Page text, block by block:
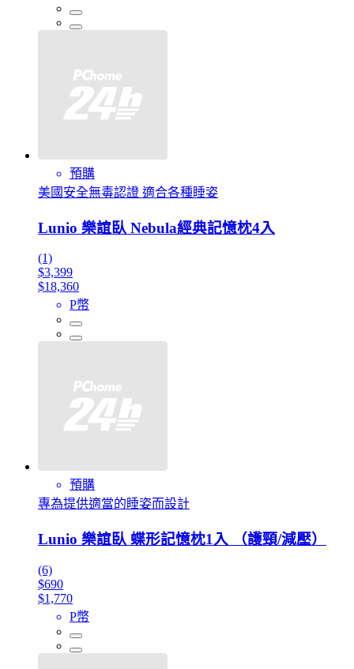
預購
美國安全無毒認證 適合各種睡姿
Lunio 樂誼臥 Nebula經典記憶枕4入
(1)
$3,399
$18,360
P幣
預購
專為提供適當的睡姿而設計
Lunio 樂誼臥 蝶形記憶枕1入 （護頸/減壓）
(6)
$690
$1,770
P幣